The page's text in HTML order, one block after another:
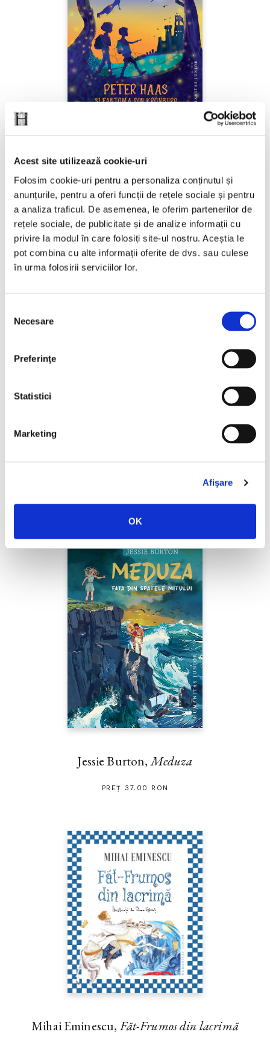
Acest site utilizează cookie-uri
Folosim cookie-uri pentru a personaliza conținutul și
anunțurile, pentru a oferi funcții de rețele sociale și pentru
a analiza traficul. De asemenea, le oferim partenerilor de
rețele sociale, de publicitate și de analize informații cu
privire la modul în care folosiți site-ul nostru. Aceștia le
pot combina cu alte informații oferite de dvs. sau culese
în urma folosirii serviciilor lor.
consimțământului
Necesare
Preferinţe
Statistici
Marketing
Afişare
OK
Ana Alfianu,Peter Haas și fantoma din
Kronburg
PREȚ 87.00 RON
Jessie Burton,Meduza
PREȚ 37.00 RON
Mihai Eminescu, Făt-Frumos din lacrimă